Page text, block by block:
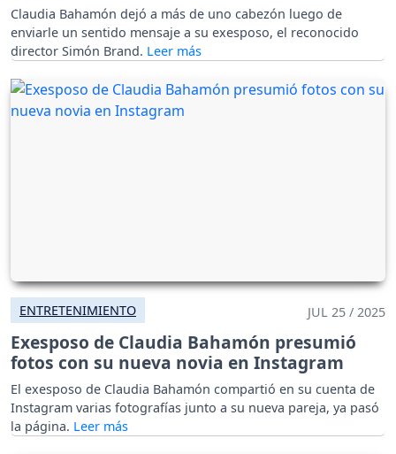
Claudia Bahamón dejó a más de uno cabezón luego de
enviarle un sentido mensaje a su exesposo, el reconocido
director Simón Brand.
ENTRETENIMIENTO JUL 25 / 2025
Exesposo de Claudia Bahamón presumió
fotos con su nueva novia en Instagram
El exesposo de Claudia Bahamón compartió en su cuenta de
Instagram varias fotografías junto a su nueva pareja, ya pasó
la página.